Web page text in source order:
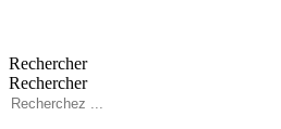
Rechercher
Rechercher